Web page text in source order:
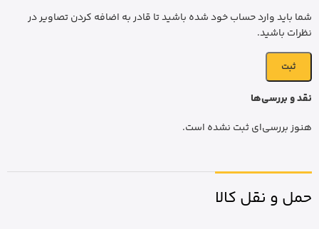
نقد و بررسی‌ها
هنوز بررسی‌ای ثبت نشده است.
شما باید وارد حساب خود شده باشید تا قادر به اضافه کردن تصاویر در
نظرات باشید.
حمل و نقل کالا